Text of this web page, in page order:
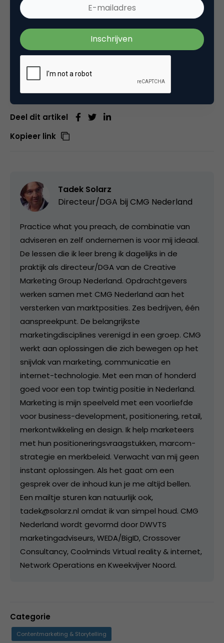
willen aanpakken. Dat heeft geen betekenis.
Betekenis-marketing of iets met purpose is met al
zijn goede bedoelingen een marketingkunstje
geworden.
Deel dit artikel
Kopieer link
Tadek Solarz
Directeur/DGA bij CMG Nederland
Practice what you preach, de combinatie van
adviseren en zelf ondernemen is voor mij ideaal.
De lessen die ik leer breng ik dagelijks in de
praktijk als directeur/DGA van de Creative
Marketing Group Nederland. Opdrachtgevers
werken samen met CMG Nederland aan het
versterken van marktposities. Zes bedrijven, één
aanspreekpunt. De belangrijkste
marketingdisciplines verenigd in een groep. CMG
werkt aan oplossingen die zich bewegen op het
snijvlak van marketing, communicatie en
internet-technologie. Met een man of honderd
goed voor een top twintig positie in Nederland.
Marketing is mijn speelveld met een voorliefde
voor business-development, positionering, retail,
merkontwikkeling en design. Ik help marketeers
met hun positioneringsvraagstukken, marcom-
strategie en merkbeleid. Verwacht van mij geen
instant oplossingen. Als het gaat om een
gesprek over de inhoud kun je me altijd bellen.
Een mailtje sturen kan natuurlijk ook,
tadek@solarz.nl omdat ik van simpel houd. CMG
Nederland wordt gevormd door DWVTS
marketingadviseurs, WEDA/BigID, Crossover
Consultancy, Coolminds Virtual reality & internet,
Network Operations en Kweekvijver Noord.
Categorie
Contentmarketing & Storytelling